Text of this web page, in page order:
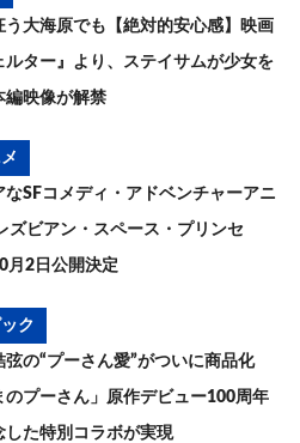
う大海原でも【絶対的安心感】映画
ルター』より、ステイサムが少女を
編映像が解禁
なSFコメディ・アドベンチャーアニ
ズビアン・スペース・プリンセ
月2日公開決定
ック
弦の“プーさん愛”がついに商品化
のプーさん」原作デビュー100周年
した特別コラボが実現